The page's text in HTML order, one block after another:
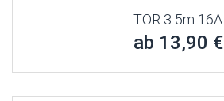
TOR 3 5m 16A
ab 13,90 €